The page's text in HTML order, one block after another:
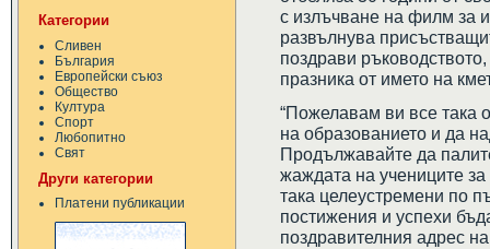
Категории
Сливен
България
Европейски съюз
Общество
Култура
Спорт
Любопитно
Свят
Други категории
Платени публикации
с излъчване на филм за
развълнува
поздрави
празника от името на
“Пожелавам ви все така
на образованието и да
Продължавайте да
жаждата на учениците
така целеустремени по
постижения и успехи
поздравителния адрес